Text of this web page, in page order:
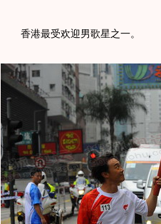
香港最受欢迎男歌星之一。